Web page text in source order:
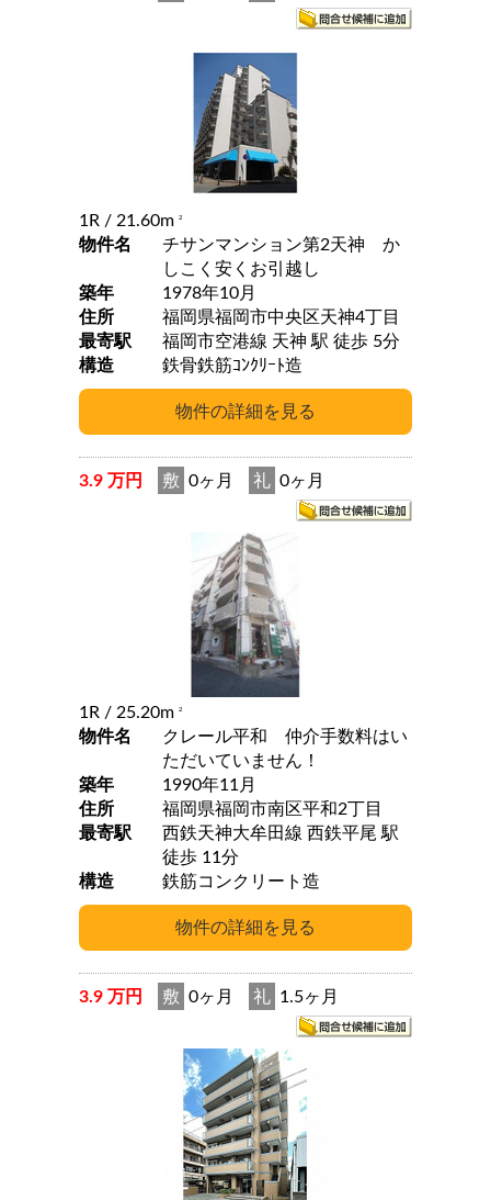
1R / 21.60m 2
物件名
チサンマンション第2天神 か
しこく安くお引越し
築年
1978年10月
住所
福岡県福岡市中央区天神4丁目
最寄駅
福岡市空港線 天神 駅 徒歩 5分
構造
鉄骨鉄筋ｺﾝｸﾘｰﾄ造
3.9 万円 敷 0ヶ月 礼 0ヶ月
1R / 25.20m 2
物件名
クレール平和 仲介手数料はい
ただいていません！
築年
1990年11月
住所
福岡県福岡市南区平和2丁目
最寄駅
西鉄天神大牟田線 西鉄平尾 駅
徒歩 11分
構造
鉄筋コンクリート造
3.9 万円 敷 0ヶ月 礼 1.5ヶ月